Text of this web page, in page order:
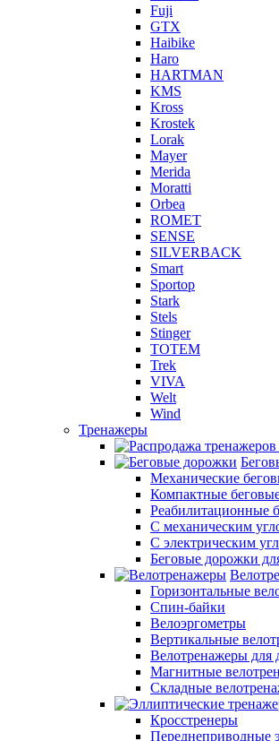
Fuji
GTX
Haibike
Haro
HARTMAN
KMS
Kross
Krostek
Lorak
Mayer
Merida
Moratti
Orbea
ROMET
SENSE
SILVERBACK
Smart
Sportop
Stark
Stels
Stinger
TOTEM
Trek
VIVA
Welt
Wind
Тренажеры
Механические
Компактные
Реабилитационные
С механическим
С электрическим
Беговые дорожки
Горизонтальные
Спин-байки
Велоэргометры
Вертикальные
Велотренажеры для
Магнитные
Складные
Кросстренеры
Переднеприводные